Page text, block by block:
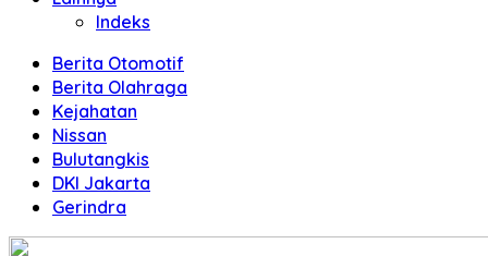
Indeks
Berita Otomotif
Berita Olahraga
Kejahatan
Nissan
Bulutangkis
DKI Jakarta
Gerindra